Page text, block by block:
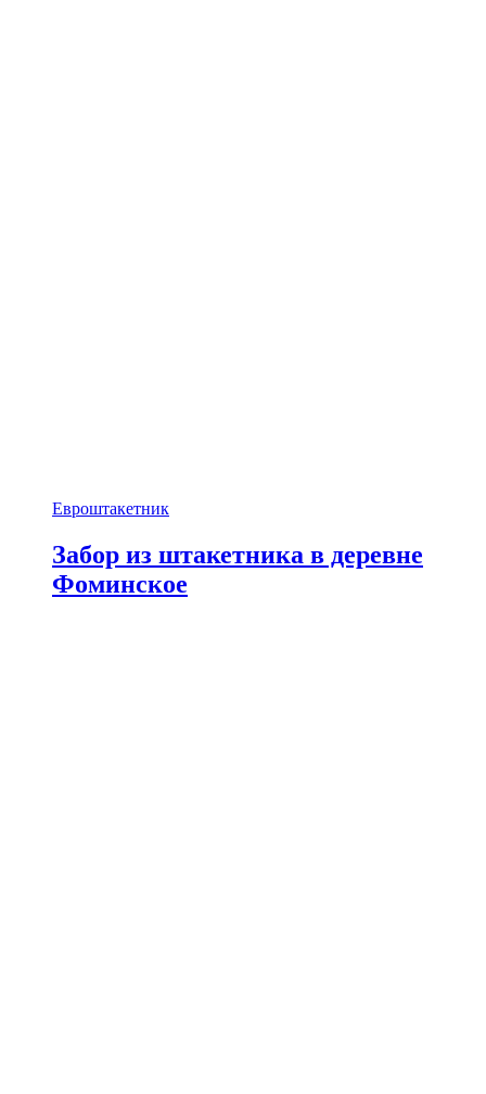
Евроштакетник
Забор из штакетника в деревне
Фоминское